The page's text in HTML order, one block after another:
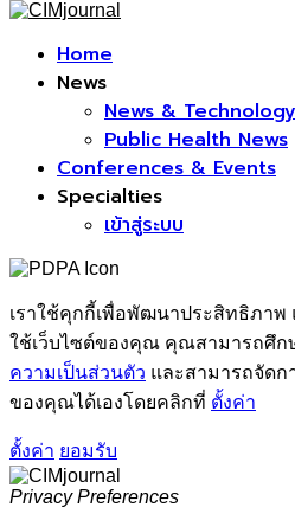
Home
News
News & Technology
Public Health News
Conferences & Events
Specialties
เข้าสู่ระบบ
เราใช้คุกกี้เพื่อพัฒนาประสิทธิภา
ใช้เว็บไซต์ของคุณ คุณสามารถศึก
ความเป็นส่วนตัว และสามารถจัดก
ของคุณได้เองโดยคลิกที่ ตั้งค่า
ตั้งค่า ยอมรับ
Privacy Preferences